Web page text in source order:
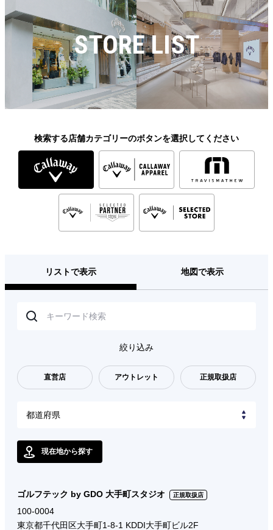
STORE LIST
検索する店舗カテゴリーのボタンを選択してください
リストで表示 地図で表示
現在地から探す
絞り込み
直営店 アウトレット 正規取扱店
ゴルフテック by GDO 大手町スタジオ 正規取扱店
100-0004
東京都千代田区大手町1-8-1 KDDI大手町ビル2F